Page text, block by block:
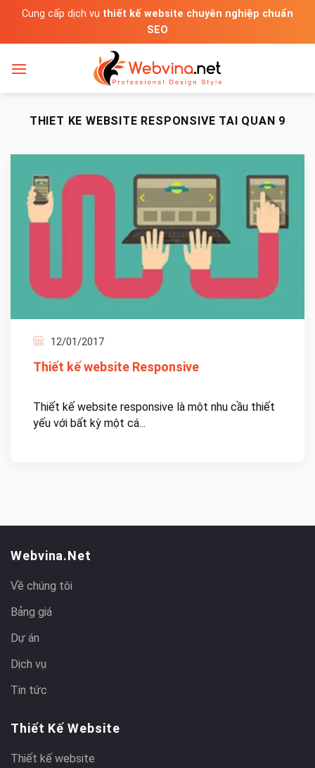
nội
dung
Cung cấp dịch vụ thiết kế website chuyên nghiệp chuẩn
SEO
THIET KE WEBSITE RESPONSIVE TAI QUAN 9
12/01/2017
Thiết kế website Responsive
Thiết kế website responsive là một nhu cầu thiết
yếu với bất kỳ một cá...
Webvina.net
Về chúng tôi
Bảng giá
Dự án
Dịch vụ
Tin tức
Thiết Kế Website
Thiết kế website